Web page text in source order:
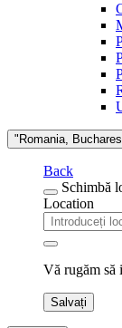
"Romania,
Back
Schimbă
Location
Vă rugăm să
Salvați